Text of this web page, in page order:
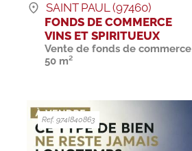
SAINT PAUL (97460)
FONDS DE COMMERCE
VINS ET SPIRITUEUX
Vente de fonds de commerce
50 m²
Ref. 974I840863